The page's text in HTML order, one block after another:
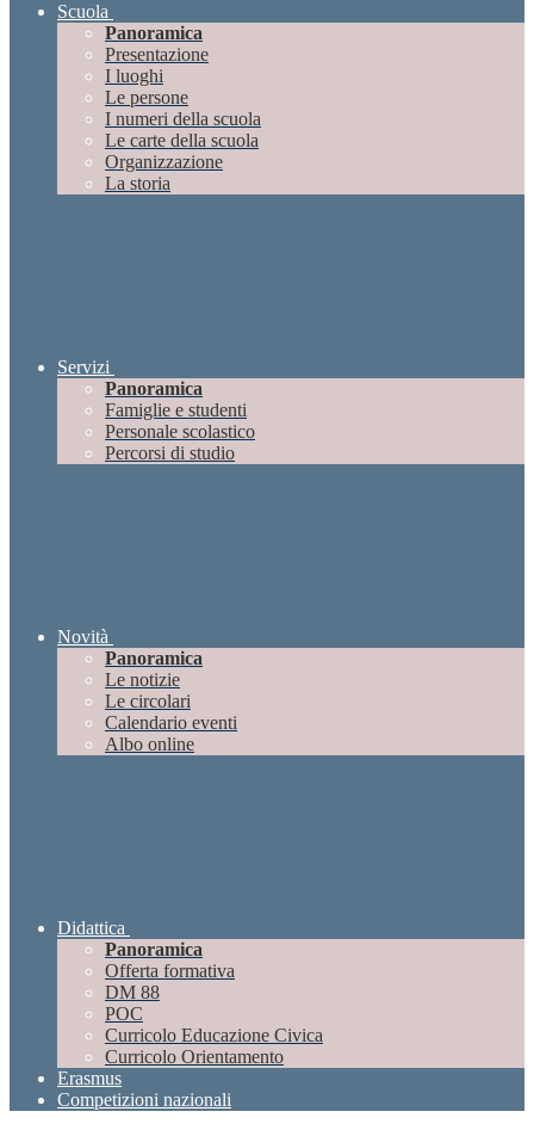
Scuola
Panoramica
Presentazione
I luoghi
Le persone
I numeri della scuola
Le carte della scuola
Organizzazione
La storia
Servizi
Panoramica
Famiglie e studenti
Personale scolastico
Percorsi di studio
Novità
Panoramica
Le notizie
Le circolari
Calendario eventi
Albo online
Didattica
Panoramica
Offerta formativa
DM 88
POC
Curricolo Educazione Civica
Curricolo Orientamento
Erasmus
Competizioni nazionali